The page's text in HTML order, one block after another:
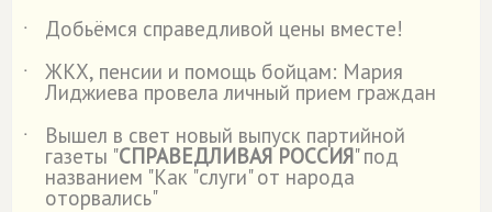
˙
Добьёмся справедливой цены вместе!
˙
ЖКХ, пенсии и помощь бойцам: Мария
Лиджиева провела личный прием граждан
˙
Вышел в свет новый выпуск партийной
газеты "СПРАВЕДЛИВАЯ РОССИЯ" под
названием "Как "слуги" от народа
оторвались"